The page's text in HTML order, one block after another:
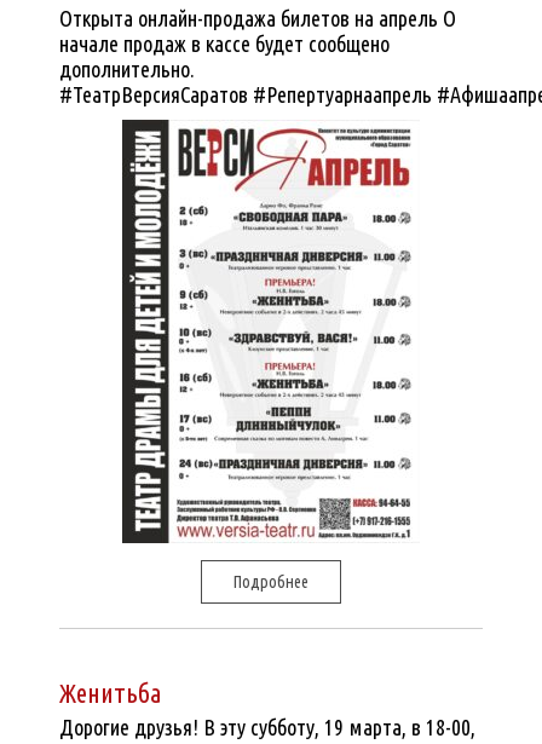
Открыта онлайн-продажа билетов на апрель О
начале продаж в кассе будет сообщено
дополнительно.
#ТеатрВерсияСаратов #Репертуарнаапрель
Подробнее
Женитьба
Дорогие друзья! В эту субботу, 19 марта, в 18-00,